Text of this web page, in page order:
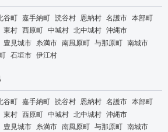
谷町 嘉手納町 読谷村 恩納村 名護市 本部町
東村 西原町 中城村 北中城村 沖縄市
豊見城市 糸満市 南風原町 与那原町 南城市
石垣市 伊江村
谷町 嘉手納町 読谷村 恩納村 名護市 本部町
東村 西原町 中城村 北中城村 沖縄市
豊見城市 糸満市 南風原町 与那原町 南城市